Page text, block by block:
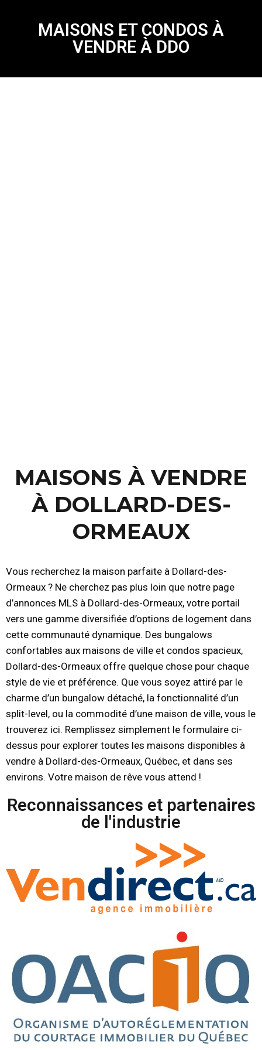
MAISONS ET CONDOS À
VENDRE À DDO
MAISONS À VENDRE
À DOLLARD-DES-
ORMEAUX
Vous recherchez la maison parfaite à Dollard-des-
Ormeaux ? Ne cherchez pas plus loin que notre page
d’annonces MLS à Dollard-des-Ormeaux, votre portail
vers une gamme diversifiée d’options de logement dans
cette communauté dynamique. Des bungalows
confortables aux maisons de ville et condos spacieux,
Dollard-des-Ormeaux offre quelque chose pour chaque
style de vie et préférence. Que vous soyez attiré par le
charme d’un bungalow détaché, la fonctionnalité d’un
split-level, ou la commodité d’une maison de ville, vous le
trouverez ici. Remplissez simplement le formulaire ci-
dessus pour explorer toutes les maisons disponibles à
vendre à Dollard-des-Ormeaux, Québec, et dans ses
environs. Votre maison de rêve vous attend !
Reconnaissances et partenaires
de l'industrie​